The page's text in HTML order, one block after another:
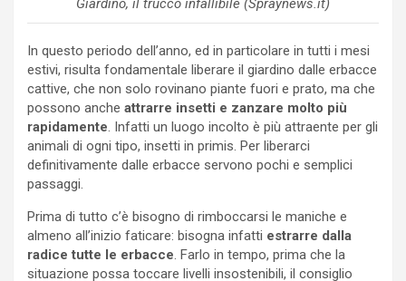
Giardino, il trucco infallibile (Spraynews.it)
In questo periodo dell’anno, ed in particolare in tutti i mesi
estivi, risulta fondamentale liberare il giardino dalle erbacce
cattive, che non solo rovinano piante fuori e prato, ma che
possono anche attrarre insetti e zanzare molto più
rapidamente. Infatti un luogo incolto è più attraente per gli
animali di ogni tipo, insetti in primis. Per liberarci
definitivamente dalle erbacce servono pochi e semplici
passaggi.
Prima di tutto c’è bisogno di rimboccarsi le maniche e
almeno all’inizio faticare: bisogna infatti estrarre dalla
radice tutte le erbacce. Farlo in tempo, prima che la
situazione possa toccare livelli insostenibili, il consiglio